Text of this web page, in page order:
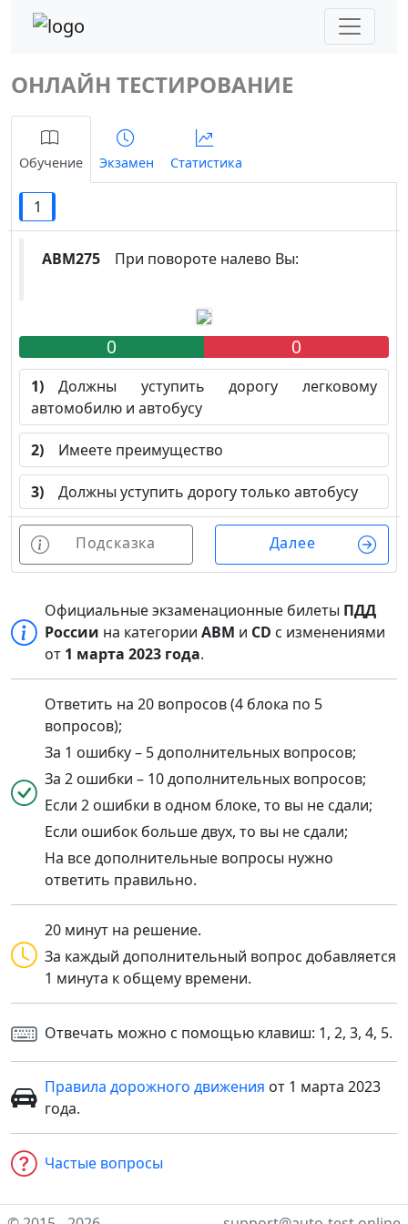
ОНЛАЙН ТЕСТИРОВАНИЕ
Обучение Экзамен Статистика
1
ABM275 При повороте налево Вы:
0 0
1) Должны уступить дорогу легковому
автомобилю и автобусу
2) Имеете преимущество
3) Должны уступить дорогу только автобусу
Подсказка Далее
Официальные экзаменационные билеты ПДД
России на категорииABM и CD с изменениями
от 1 марта 2023 года.
Ответить на 20 вопросов (4 блока по 5
вопросов);
За 1 ошибку – 5 дополнительных вопросов;
За 2 ошибки – 10 дополнительных вопросов;
Если 2 ошибки в одном блоке, то вы не сдали;
Если ошибок больше двух, то вы не сдали;
На все дополнительные вопросы нужно
ответить правильно.
20 минут на решение.
За каждый дополнительный вопрос добавляется
1 минута к общему времени.
Отвечать можно с помощью клавиш: 1, 2, 3, 4, 5.
Правила дорожного движения от 1 марта 2023
года.
Частые вопросы